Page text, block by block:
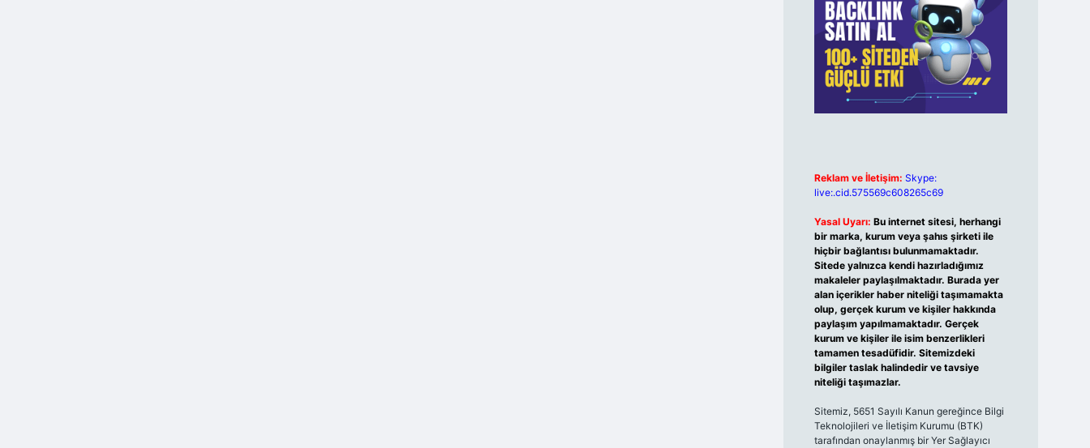
Reklam ve İletişim: Skype:
live:.cid.575569c608265c69
Yasal Uyarı: Bu internet sitesi, herhangi
bir marka, kurum veya şahıs şirketi ile
hiçbir bağlantısı bulunmamaktadır.
Sitede yalnızca kendi hazırladığımız
makaleler paylaşılmaktadır. Burada yer
alan içerikler haber niteliği taşımamakta
olup, gerçek kurum ve kişiler hakkında
paylaşım yapılmamaktadır. Gerçek
kurum ve kişiler ile isim benzerlikleri
tamamen tesadüfidir. Sitemizdeki
bilgiler taslak halindedir ve tavsiye
niteliği taşımazlar.
Sitemiz, 5651 Sayılı Kanun gereğince Bilgi
Teknolojileri ve İletişim Kurumu (BTK)
tarafından onaylanmış bir Yer Sağlayıcı